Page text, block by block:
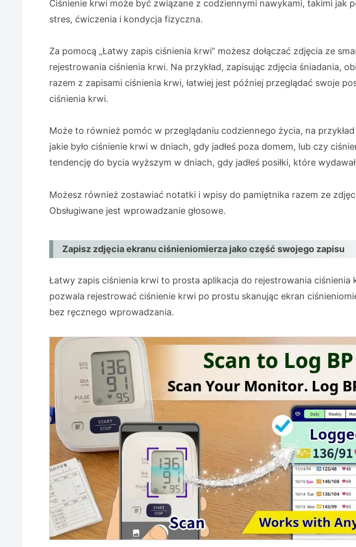
Ciśnienie krwi może być związane z codziennymi nawykami, takimi jak
stres, ćwiczenia i kondycja fizyczna.
Za pomocą „Łatwy zapis ciśnienia krwi” możesz dołączać zdjęcia ze
rejestrowania ciśnienia krwi. Na przykład, zapisując zdjęcia śniadania,
razem z zapisami ciśnienia krwi, łatwiej jest później przeglądać swoje
ciśnienia krwi.
Może to również pomóc w przeglądaniu codziennego życia, na
jakie było ciśnienie krwi w dniach, gdy jadłeś poza domem, lub czy
tendencję do bycia wyższym w dniach, gdy jadłeś posiłki, które
Możesz również zostawiać notatki i wpisy do pamiętnika razem ze
Obsługiwane jest wprowadzanie głosowe.
Zapisz zdjęcia ekranu ciśnieniomierza jako część swojego zapisu
Łatwy zapis ciśnienia krwi to prosta aplikacja do rejestrowania ciśnienia
pozwala rejestrować ciśnienie krwi po prostu skanując ekran
bez ręcznego wprowadzania.